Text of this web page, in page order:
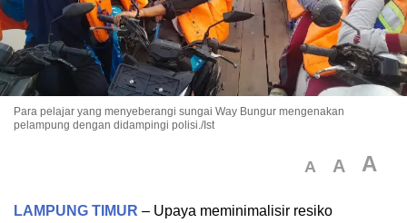
Para pelajar yang menyeberangi sungai Way Bungur mengenakan
pelampung dengan didampingi polisi./Ist
A A A
LAMPUNG TIMUR – Upaya meminimalisir resiko